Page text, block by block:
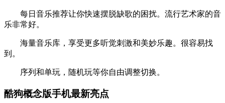
每日音乐推荐让你快速摆脱缺歌的困扰。流行艺术家的音
乐非常好。
海量音乐库，享受更多听觉刺激和美妙乐趣。很容易找
到。
序列和单玩，随机玩等你自由调整切换。
酷狗概念版手机最新亮点